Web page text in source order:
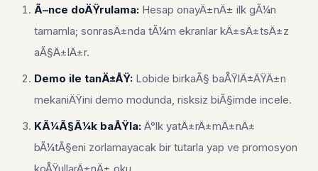
Ã–nce doÄŸrulama: Hesap onayÄ±nÄ± ilk gÃ¼n
tamamla; sonrasÄ±nda tÃ¼m ekranlar kÄ±sÄ±tsÄ±z
aÃ§Ä±lÄ±r.
Demo ile tanÄ±ÅŸ: Lobide birkaÃ§ baÅŸlÄ±ÄŸÄ±n
mekaniÄŸini demo modunda, risksiz biÃ§imde incele.
KÃ¼Ã§Ã¼k baÅŸla: Ä°lk yatÄ±rÄ±mÄ±nÄ±
bÃ¼tÃ§eni zorlamayacak bir tutarla yap ve promosyon